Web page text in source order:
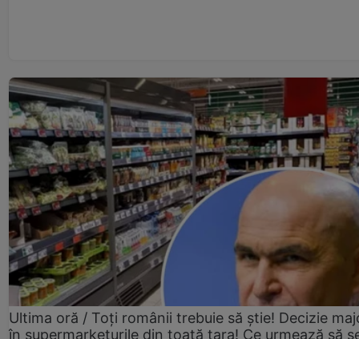
Ultima oră / Toți românii trebuie să știe! Decizie
în supermarketurile din toată țara! Ce urmează să